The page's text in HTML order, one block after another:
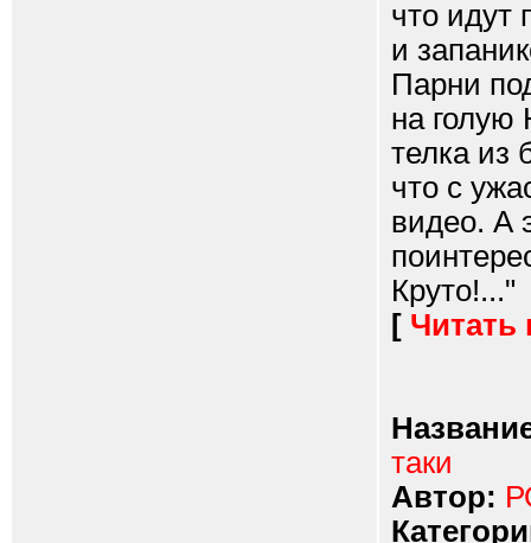
что идут
и
Парни
на голую
телка из
что с
видео. А
Круто!..."
[ Читать
таки
Автор: